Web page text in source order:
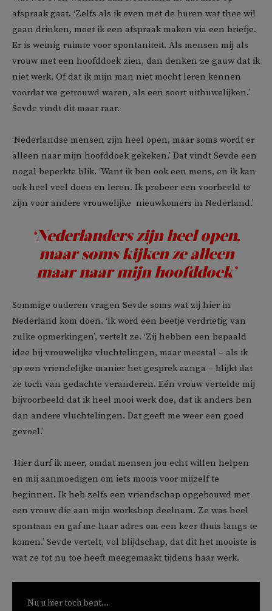
afspraak gaat. ‘Zelfs als ik even met de buren wat thee wil
gaan drinken, moet ik een afspraak maken via een briefje.
Er is weinig ruimte voor spontaniteit. Als mensen mij als
vrouw met een hoofddoek zien, dan denken ze gauw dat ik
niet werk. Of dat ik mijn man niet mocht leren kennen
voordat we getrouwd waren, als een soort uithuwelijken.’
Sevde vindt dit maar raar.
‘Nederlandse mensen zijn heel open, maar soms wordt er
alleen naar mijn hoofddoek gekeken.’ Dat vindt Sevde een
nogal beperkte blik. ‘Want ik ben ook een mens, en ik kan
ook heel veel doen en leren. Ik probeer een voorbeeld te
zijn voor andere vrouwelijke nieuwkomers in Nederland.’
‘Nederlanders zijn heel open,
maar soms kijken ze alleen
maar naar mijn hoofddoek’
Sommige ouderen vragen Sevde soms wat zij hier in
Nederland kom doen. ‘Ik word een beetje verdrietig van
zulke opmerkingen’, vertelt ze. ‘Zij hebben een bepaald
idee bij vrouwelijke vluchtelingen, maar meestal – als ik
op een vriendelijke manier het gesprek aanga – blijkt dat
ze toch van gedachte veranderen. Eén vrouw vertelde mij
bijvoorbeeld dat ik heel mooi werk doe, dat ik anders ben
dan andere vluchtelingen. Dat geeft me weer een goed
gevoel.’
‘Hier durf ik meer, omdat mensen jou echt willen helpen
en mij aanmoedigen om iets moois voor mijzelf te
beginnen. Ik heb zelfs een vriendschap opgebouwd met
een vrouw die aan mijn workshop deelnam. Ze was heel
spontaan en gaf me haar adres om een keer thuis langs te
komen.’ Sevde vertelt, vol blijdschap, dat dit het mooiste is
wat ze tot nu toe heeft meegemaakt tijdens haar werk.
Nu u hier toch bent...